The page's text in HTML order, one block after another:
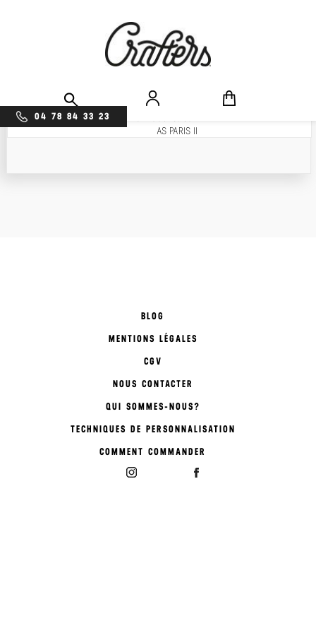
04 78 84 33 23
AS PARIS II
Trier par :
Popularité
Popularité
Prix décroissant
BLOG
MENTIONS LÉGALES
CGV
NOUS CONTACTER
QUI SOMMES-NOUS?
TECHNIQUES DE PERSONNALISATION
COMMENT COMMANDER